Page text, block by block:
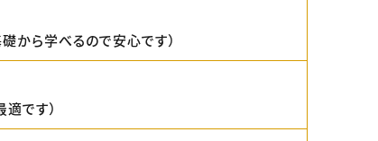
から学べるので安心です）
です）